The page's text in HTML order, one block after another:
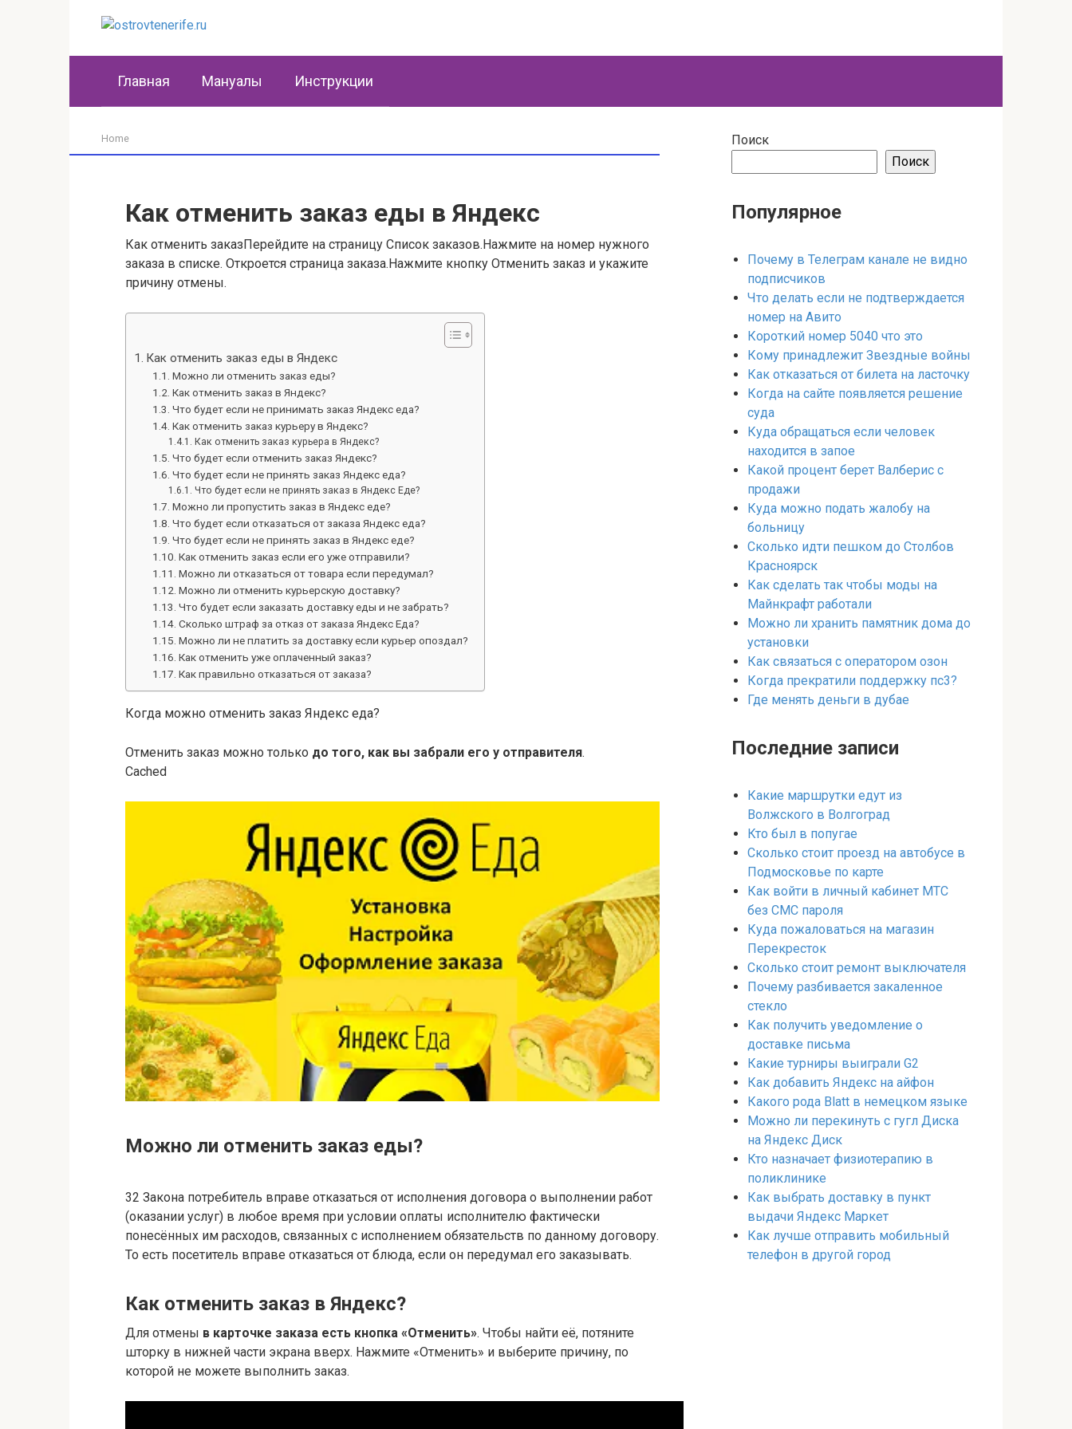
Главная Мануалы Инструкции
Home
Как отменить заказ еды в Яндекс
Как отменить заказПерейдите на страницу Список заказов.Нажмите на номер нужного
заказа в списке. Откроется страница заказа.Нажмите кнопку Отменить заказ и укажите
причину отмены.
Как отменить заказ еды в Яндекс
Можно ли отменить заказ еды?
Как отменить заказ в Яндекс?
Что будет если не принимать заказ Яндекс еда?
Как отменить заказ курьеру в Яндекс?
Как отменить заказ курьера в Яндекс?
Что будет если отменить заказ Яндекс?
Что будет если не принять заказ Яндекс еда?
Что будет если не принять заказ в Яндекс Еде?
Можно ли пропустить заказ в Яндекс еде?
Что будет если отказаться от заказа Яндекс еда?
Что будет если не принять заказ в Яндекс еде?
Как отменить заказ если его уже отправили?
Можно ли отказаться от товара если передумал?
Можно ли отменить курьерскую доставку?
Что будет если заказать доставку еды и не забрать?
Сколько штраф за отказ от заказа Яндекс Еда?
Можно ли не платить за доставку если курьер опоздал?
Как отменить уже оплаченный заказ?
Как правильно отказаться от заказа?
Когда можно отменить заказ Яндекс еда?
Отменить заказ можно только до того, как вы забрали его у отправителя.
Cached
Можно ли отменить заказ еды?
32 Закона потребитель вправе отказаться от исполнения договора о выполнении работ
(оказании услуг) в любое время при условии оплаты исполнителю фактически
понесённых им расходов, связанных с исполнением обязательств по данному договору.
То есть посетитель вправе отказаться от блюда, если он передумал его заказывать.
Как отменить заказ в Яндекс?
Для отмены в карточке заказа есть кнопка «Отменить». Чтобы найти её, потяните
шторку в нижней части экрана вверх. Нажмите «Отменить» и выберите причину, по
которой не можете выполнить заказ.
Поиск
Поиск
Популярное
Почему в Телеграм канале не видно
подписчиков
Что делать если не подтверждается
номер на Авито
Короткий номер 5040 что это
Кому принадлежит Звездные войны
Как отказаться от билета на ласточку
Когда на сайте появляется решение
суда
Куда обращаться если человек
находится в запое
Какой процент берет Валберис с
продажи
Куда можно подать жалобу на
больницу
Сколько идти пешком до Столбов
Красноярск
Как сделать так чтобы моды на
Майнкрафт работали
Можно ли хранить памятник дома до
установки
Как связаться с оператором озон
Когда прекратили поддержку пс3?
Где менять деньги в дубае
Последние записи
Какие маршрутки едут из
Волжского в Волгоград
Кто был в попугае
Сколько стоит проезд на автобусе в
Подмосковье по карте
Как войти в личный кабинет МТС
без СМС пароля
Куда пожаловаться на магазин
Перекресток
Сколько стоит ремонт выключателя
Почему разбивается закаленное
стекло
Как получить уведомление о
доставке письма
Какие турниры выиграли G2
Как добавить Яндекс на айфон
Какого рода Blatt в немецком языке
Можно ли перекинуть с гугл Диска
на Яндекс Диск
Кто назначает физиотерапию в
поликлинике
Как выбрать доставку в пункт
выдачи Яндекс Маркет
Как лучше отправить мобильный
телефон в другой город